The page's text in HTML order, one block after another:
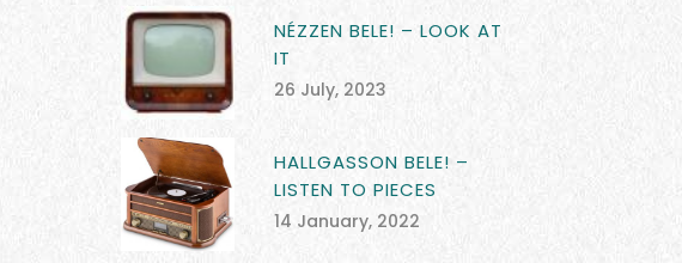
NÉZZEN BELE! – LOOK AT
IT
26 July, 2023
HALLGASSON BELE! –
LISTEN TO PIECES
14 January, 2022